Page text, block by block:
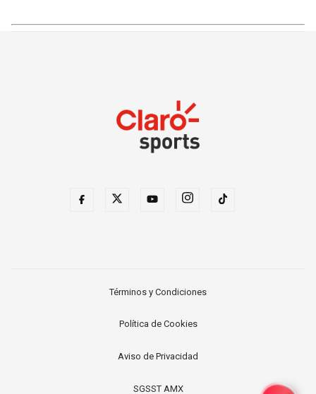
Términos y Condiciones
Política de Cookies
Aviso de Privacidad
SGSST AMX